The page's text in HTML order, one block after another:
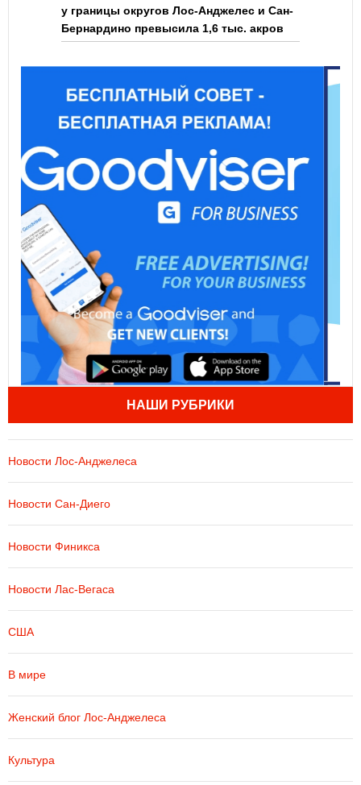
у границы округов Лос-Анджелес и Сан-
Бернардино превысила 1,6 тыс. акров
НАШИ РУБРИКИ
Новости Лос-Анджелеса
Новости Сан-Диего
Новости Финикса
Новости Лас-Вегаса
США
В мире
Женский блог Лос-Анджелеса
Культура